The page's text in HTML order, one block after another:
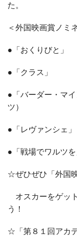
た。
＜外国映画賞ノミ
●「おくりびと」
●「クラス」
●「バーダー・マ
ツ）
●「レヴァンシェ
●「戦場でワルツを
☆ぜひぜひ「外国
オスカーをゲッ
う！
☆「第８１回アカ